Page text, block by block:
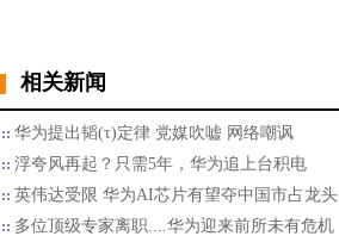
相关新闻
华为提出韬(τ)定律 党媒吹嘘 网络嘲讽
浮夸风再起？只需5年，华为追上台积电
英伟达受限 华为AI芯片有望夺中国市占龙头
多位顶级专家离职....华为迎来前所未有危机